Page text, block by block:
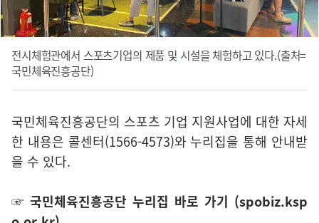
전시체험관에서 스포츠기업의 제품 및 시설을 체험하고 있다.(출처=
국민체육진흥공단)
국민체육진흥공단의 스포츠 기업 지원사업에 대한 자세
한 내용은 콜센터(1566-4573)와 누리집을 통해 안내받
을 수 있다.
☞ 국민체육진흥공단 누리집 바로 가기 (spobiz.ksp